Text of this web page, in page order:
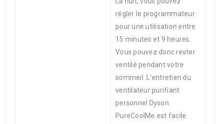
régler le programmateur
pour une utilisation entre
15 minutes et 9 heures.
Vous pouvez donc rester
ventilé pendant votre
sommeil. L’entretien du
ventilateur purifiant
personnel Dyson
PureCoolMe est facile.